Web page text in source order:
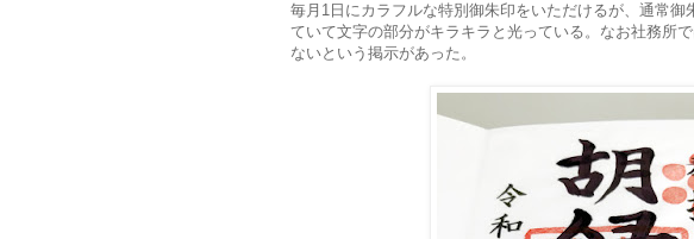
毎月1日にカラフルな特別御朱印をいただけるが、通常
ていて文字の部分がキラキラと光っている。なお社務所
ないという掲示があった。